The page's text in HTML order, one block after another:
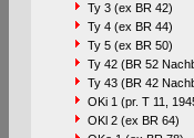
Ty 3 (ex BR 42)
Ty 4 (ex BR 44)
Ty 5 (ex BR 50)
Ty 42 (BR 52
Ty 43 (BR 42
OKi 1 (pr. T 11,
OKl 2 (ex BR 64)